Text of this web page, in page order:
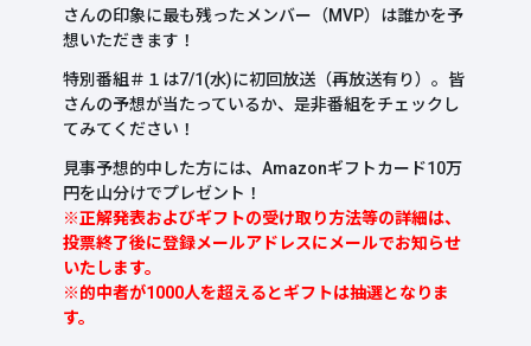
さんの印象に最も残ったメンバー（MVP）は誰かを予
想いただきます！
特別番組＃１は7/1(水)に初回放送（再放送有り）。皆
さんの予想が当たっているか、是非番組をチェックし
てみてください！
見事予想的中した方には、Amazonギフトカード10万
円を山分けでプレゼント！
※正解発表およびギフトの受け取り方法等の詳細は、
投票終了後に登録メールアドレスにメールでお知らせ
いたします。
※的中者が1000人を超えるとギフトは抽選となりま
す。